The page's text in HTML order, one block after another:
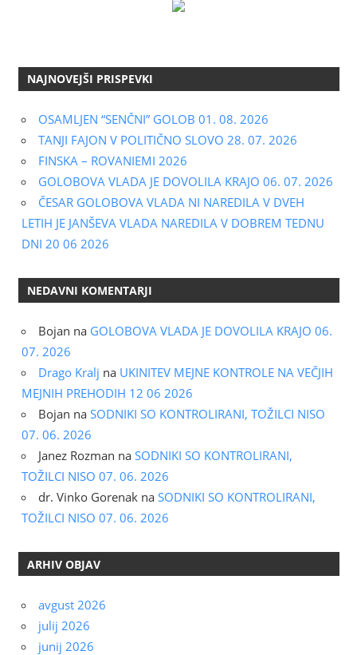
NAJNOVEJŠI PRISPEVKI
OSAMLJEN “SENČNI” GOLOB 01. 08. 2026
TANJI FAJON V POLITIČNO SLOVO 28. 07. 2026
FINSKA – ROVANIEMI 2026
GOLOBOVA VLADA JE DOVOLILA KRAJO 06. 07. 2026
ČESAR GOLOBOVA VLADA NI NAREDILA V DVEH
LETIH JE JANŠEVA VLADA NAREDILA V DOBREM TEDNU
DNI 20 06 2026
NEDAVNI KOMENTARJI
Bojan na GOLOBOVA VLADA JE DOVOLILA KRAJO 06.
07. 2026
Drago Kralj na UKINITEV MEJNE KONTROLE NA VEČJIH
MEJNIH PREHODIH 12 06 2026
Bojan na SODNIKI SO KONTROLIRANI, TOŽILCI NISO
07. 06. 2026
Janez Rozman na SODNIKI SO KONTROLIRANI,
TOŽILCI NISO 07. 06. 2026
dr. Vinko Gorenak na SODNIKI SO KONTROLIRANI,
TOŽILCI NISO 07. 06. 2026
ARHIV OBJAV
avgust 2026
julij 2026
junij 2026